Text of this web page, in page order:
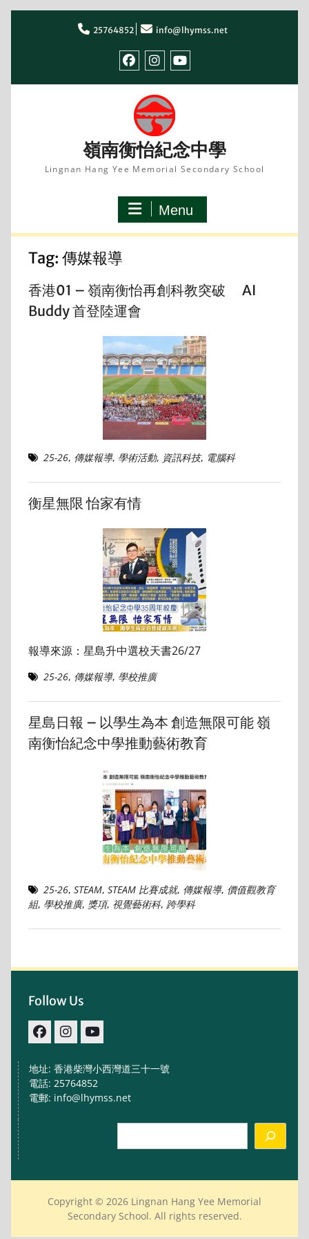
25764852 info@lhymss.net
嶺南衡怡紀念中學
Lingnan Hang Yee Memorial Secondary School
Menu
Tag: 傳媒報導
香港01 – 嶺南衡怡再創科教突破 AI
Buddy 首登陸運會
25-26, 傳媒報導, 學術活動, 資訊科技, 電腦科
衡星無限 怡家有情
報導來源：星島升中選校天書26/27
25-26, 傳媒報導, 學校推廣
星島日報 – 以學生為本 創造無限可能 嶺
南衡怡紀念中學推動藝術教育
25-26, STEAM, STEAM 比賽成就, 傳媒報導, 價值觀教育
組, 學校推廣, 獎項, 視覺藝術科, 跨學科
Follow Us
地址: 香港柴灣小西灣道三十一號
電話: 25764852
電郵: info@lhymss.net
Copyright © 2026 Lingnan Hang Yee Memorial
Secondary School. All rights reserved.